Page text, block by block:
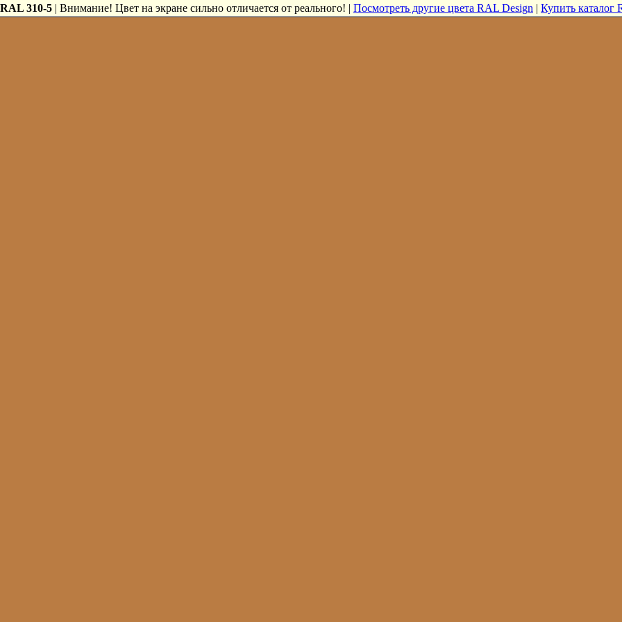
RAL 310-5 | Внимание! Цвет на экране сильно отличается от реального! | Посмотреть другие цвета RAL Design | Купить каталог